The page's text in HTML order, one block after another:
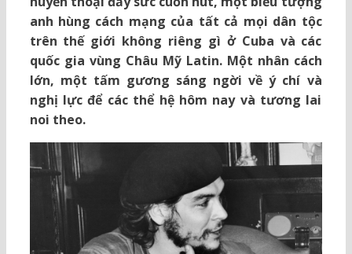
anh hùng cách mạng của tất cả mọi dân tộc
trên thế giới không riêng gì ở Cuba và các
quốc gia vùng Châu Mỹ Latin. Một nhân cách
lớn, một tấm gương sáng ngời về ý chí và
nghị lực để các thể hệ hôm nay và tương lai
noi theo.